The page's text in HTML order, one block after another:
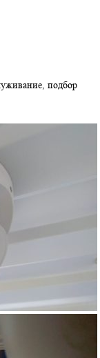
подбор